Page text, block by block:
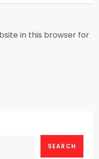
in this browser for
SEARCH